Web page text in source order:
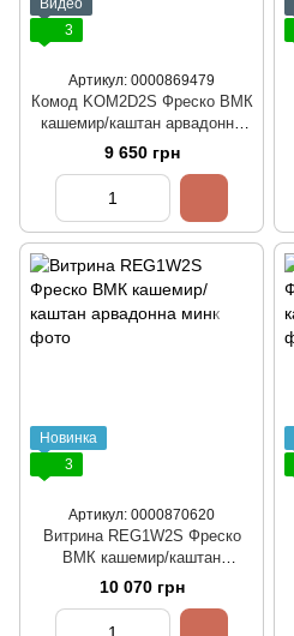
Видео
3
Артикул: 0000869479
Комод KOM2D2S Фреско ВМК
кашемир/каштан арвадонна
минк
9 650 грн
Новинка
3
Артикул: 0000870620
Витрина REG1W2S Фреско
ВМК кашемир/каштан
арвадонна минк
10 070 грн